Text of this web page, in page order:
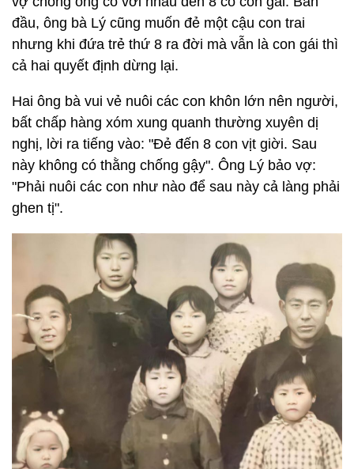
đầu, ông bà Lý cũng muốn đẻ một cậu con trai
nhưng khi đứa trẻ thứ 8 ra đời mà vẫn là con gái thì
cả hai quyết định dừng lại.
Hai ông bà vui vẻ nuôi các con khôn lớn nên người,
bất chấp hàng xóm xung quanh thường xuyên dị
nghị, lời ra tiếng vào: "Đẻ đến 8 con vịt giời. Sau
này không có thằng chống gậy". Ông Lý bảo vợ:
"Phải nuôi các con như nào để sau này cả làng phải
ghen tị".